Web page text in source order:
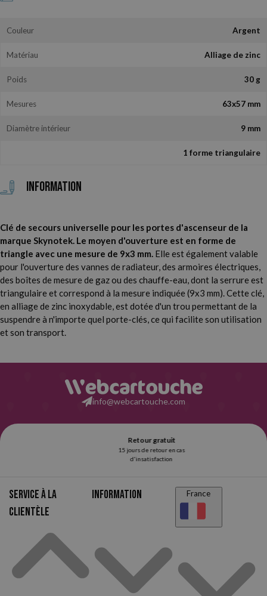
Couleur Argent
Matériau Alliage de zinc
Poids 30 g
Mesures 63x57 mm
Diamètre intérieur 9 mm
1 forme triangulaire
Information
Clé de secours universelle pour les portes d'ascenseur de la
marque Skynotek. Le moyen d'ouverture est en forme de
triangle avec une mesure de 9x3 mm. Elle est également valable
pour l'ouverture des vannes de radiateur, des armoires électriques,
des boîtes de mesure de gaz ou des chauffe-eau, dont la serrure est
triangulaire et correspond à la mesure indiquée (9x3 mm). Cette clé,
en alliage de zinc inoxydable, est dotée d'un trou permettant de la
suspendre à n'importe quel porte-clés, ce qui facilite son utilisation
et son transport.
info@webcartouche.com
Service à la
clientèle
Information France